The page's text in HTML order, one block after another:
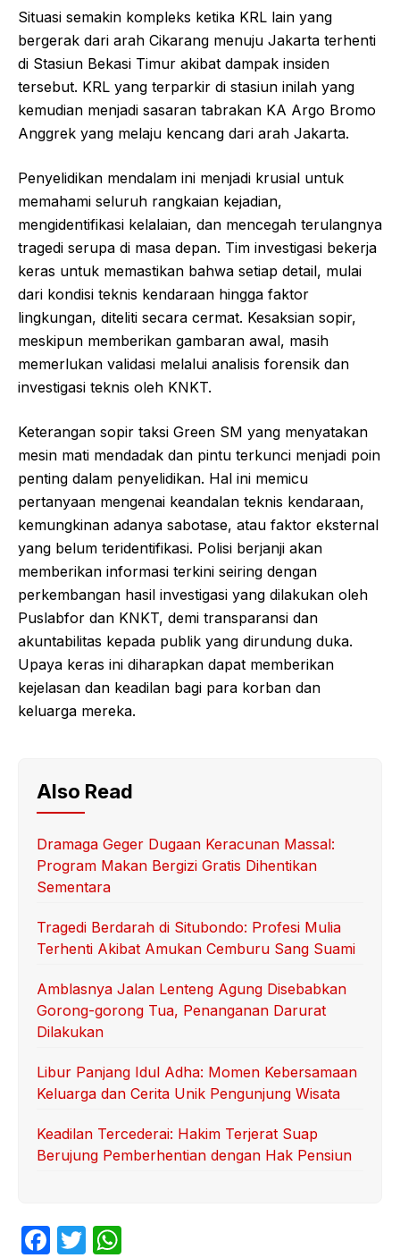
Situasi semakin kompleks ketika KRL lain yang
bergerak dari arah Cikarang menuju Jakarta terhenti
di Stasiun Bekasi Timur akibat dampak insiden
tersebut. KRL yang terparkir di stasiun inilah yang
kemudian menjadi sasaran tabrakan KA Argo Bromo
Anggrek yang melaju kencang dari arah Jakarta.
Penyelidikan mendalam ini menjadi krusial untuk
memahami seluruh rangkaian kejadian,
mengidentifikasi kelalaian, dan mencegah terulangnya
tragedi serupa di masa depan. Tim investigasi bekerja
keras untuk memastikan bahwa setiap detail, mulai
dari kondisi teknis kendaraan hingga faktor
lingkungan, diteliti secara cermat. Kesaksian sopir,
meskipun memberikan gambaran awal, masih
memerlukan validasi melalui analisis forensik dan
investigasi teknis oleh KNKT.
Keterangan sopir taksi Green SM yang menyatakan
mesin mati mendadak dan pintu terkunci menjadi poin
penting dalam penyelidikan. Hal ini memicu
pertanyaan mengenai keandalan teknis kendaraan,
kemungkinan adanya sabotase, atau faktor eksternal
yang belum teridentifikasi. Polisi berjanji akan
memberikan informasi terkini seiring dengan
perkembangan hasil investigasi yang dilakukan oleh
Puslabfor dan KNKT, demi transparansi dan
akuntabilitas kepada publik yang dirundung duka.
Upaya keras ini diharapkan dapat memberikan
kejelasan dan keadilan bagi para korban dan
keluarga mereka.
Also Read
Dramaga Geger Dugaan Keracunan Massal:
Program Makan Bergizi Gratis Dihentikan
Sementara
Tragedi Berdarah di Situbondo: Profesi Mulia
Terhenti Akibat Amukan Cemburu Sang Suami
Amblasnya Jalan Lenteng Agung Disebabkan
Gorong-gorong Tua, Penanganan Darurat
Dilakukan
Libur Panjang Idul Adha: Momen Kebersamaan
Keluarga dan Cerita Unik Pengunjung Wisata
Keadilan Tercederai: Hakim Terjerat Suap
Berujung Pemberhentian dengan Hak Pensiun
F
T